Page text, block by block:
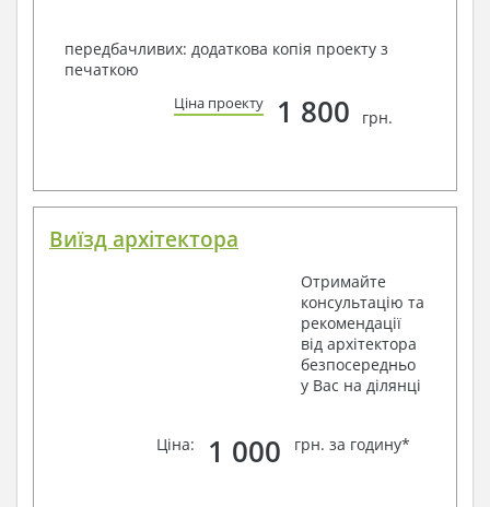
передбачливих: додаткова копія проекту з
печаткою
Ціна проекту 1 800 грн.
Виїзд архітектора
Отримайте
консультацію та
рекомендації
від архітектора
безпосередньо
у Вас на ділянці
Ціна: 1 000 грн. за годину*